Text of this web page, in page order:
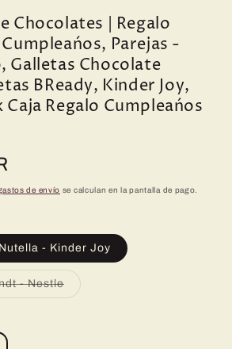
Chocolates | Regalo
Parejas -
Galletas Chocolate
BReady, Kinder Joy,
Caja Regalo Cumpleańos
de envío se calculan en la pantalla de pago.
- Kinder Joy
- NestleVariante